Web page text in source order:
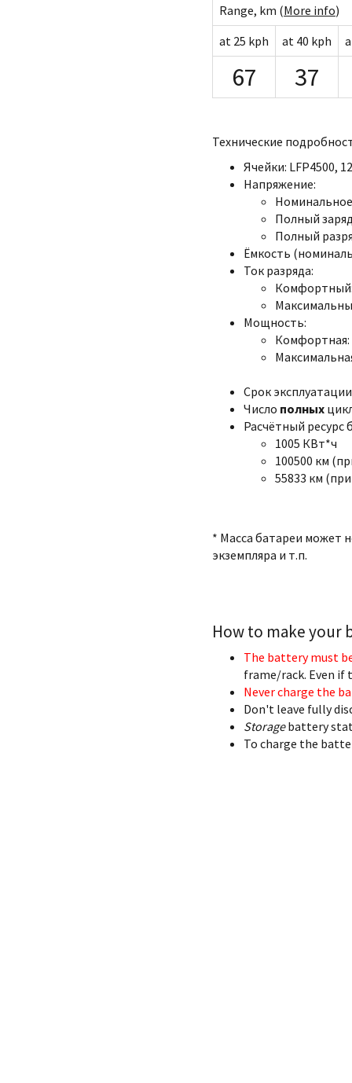
Range, km (More info)
at 25 kph
at 40 kph
67 37
Технические
Ячейки: LFP4500,
Напряжение:
Полный
Полный
Ёмкость
Ток разряда:
Комфортный:
Мощность:
Комфортная:
Срок
Число полных
Расчётный ресурс
1005 КВт*ч
100500 км
55833 км
* Масса батареи может
экземпляра и т.п.
How to make your
The battery must
frame/rack. Even if
Never charge the
Don't leave fully
Storagebattery
To charge the